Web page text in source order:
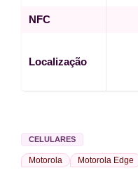
NFC
Localização
CELULARES
Motorola Motorola Edge